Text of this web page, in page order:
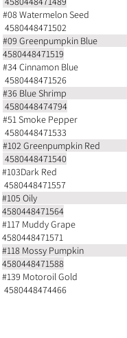
#08
4580448471502
#09
4580448471519
#34
4580448471526
#36
4580448474794
#51
4580448471533
#102
4580448471540
4580448471557
4580448471564
#117
4580448471571
#118
4580448471588
#139
4580448474466